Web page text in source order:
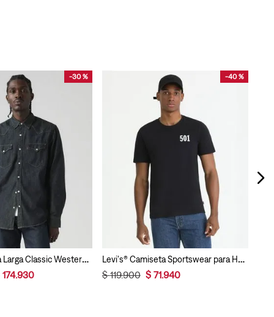
-30 %
Camisa Manga Larga Classic Western Levi’s® Para Hombre
174.930
-40 %
Levi's® Camiseta Sportswear para Hombre
$ 119.900 $ 71.940